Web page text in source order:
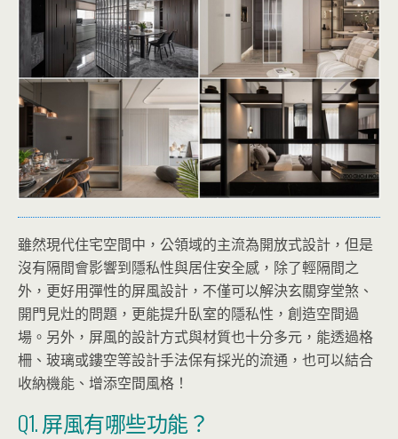
雖然現代住宅空間中，公領域的主流為開放式設計，但是
沒有隔間會影響到隱私性與居住安全感，除了輕隔間之
外，更好用彈性的屏風設計，不僅可以解決玄關穿堂煞、
開門見灶的問題，更能提升臥室的隱私性，創造空間過
場。另外，屏風的設計方式與材質也十分多元，能透過格
柵、玻璃或鏤空等設計手法保有採光的流通，也可以結合
收納機能、增添空間風格！
Q1. 屏風有哪些功能？